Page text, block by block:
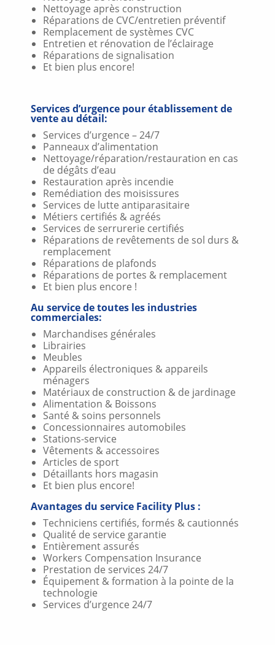
Nettoyage après construction
Réparations de CVC/entretien préventif
Remplacement de systèmes CVC
Entretien et rénovation de l’éclairage
Réparations de signalisation
Et bien plus encore!
Services d’urgence pour établissement de
vente au détail:
Services d’urgence – 24/7
Panneaux d’alimentation
Nettoyage/réparation/restauration en cas
de dégâts d’eau
Restauration après incendie
Remédiation des moisissures
Services de lutte antiparasitaire
Métiers certifiés & agréés
Services de serrurerie certifiés
Réparations de revêtements de sol durs &
remplacement
Réparations de plafonds
Réparations de portes & remplacement
Et bien plus encore !
Au service de toutes les industries
commerciales:
Marchandises générales
Librairies
Meubles
Appareils électroniques & appareils
ménagers
Matériaux de construction & de jardinage
Alimentation & Boissons
Santé & soins personnels
Concessionnaires automobiles
Stations-service
Vêtements & accessoires
Articles de sport
Détaillants hors magasin
Et bien plus encore!
Avantages du service Facility Plus :
Techniciens certifiés, formés & cautionnés
Qualité de service garantie
Entièrement assurés
Workers Compensation Insurance
Prestation de services 24/7
Équipement & formation à la pointe de la
technologie
Services d’urgence 24/7